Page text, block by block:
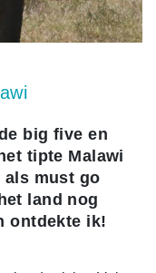
big five en
tipte Malawi
als must go
land nog
ontdekte ik!